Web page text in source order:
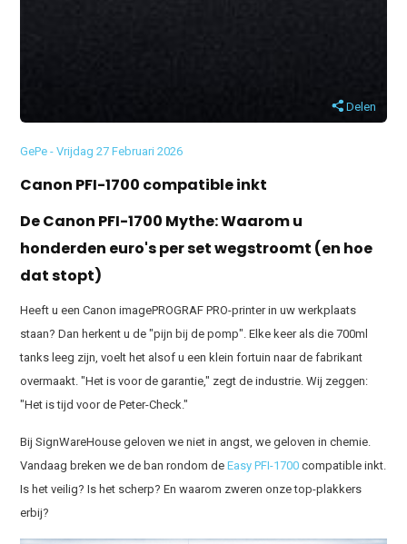
Delen
GePe - Vrijdag 27 Februari 2026
Canon PFI-1700 compatible inkt
De Canon PFI-1700 Mythe: Waarom u
honderden euro's per set wegstroomt (en hoe
dat stopt)
Heeft u een Canon imagePROGRAF PRO-printer in uw werkplaats
staan? Dan herkent u de "pijn bij de pomp". Elke keer als die 700ml
tanks leeg zijn, voelt het alsof u een klein fortuin naar de fabrikant
overmaakt. "Het is voor de garantie," zegt de industrie. Wij zeggen:
"Het is tijd voor de Peter-Check."
Bij SignWareHouse geloven we niet in angst, we geloven in chemie.
Vandaag breken we de ban rondom deEasy PFI-1700 compatible inkt.
Is het veilig? Is het scherp? En waarom zweren onze top-plakkers
erbij?